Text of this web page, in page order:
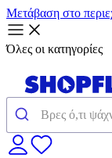
Μετάβαση στο
Όλες οι κατηγορίες